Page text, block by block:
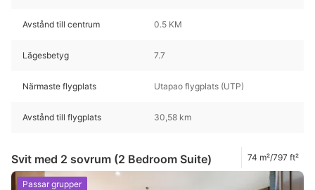
Avstånd till centrum 0.5 KM
Lägesbetyg 7.7
Närmaste flygplats Utapao flygplats (UTP)
Avstånd till flygplats 30,58 km
Svit med 2 sovrum (2 Bedroom Suite) 74 m²/797 ft²
Passar grupper